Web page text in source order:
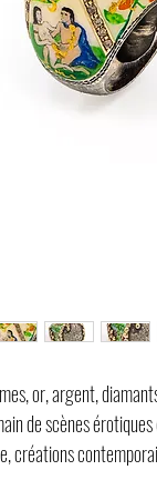
or, argent,
de scènes
créations